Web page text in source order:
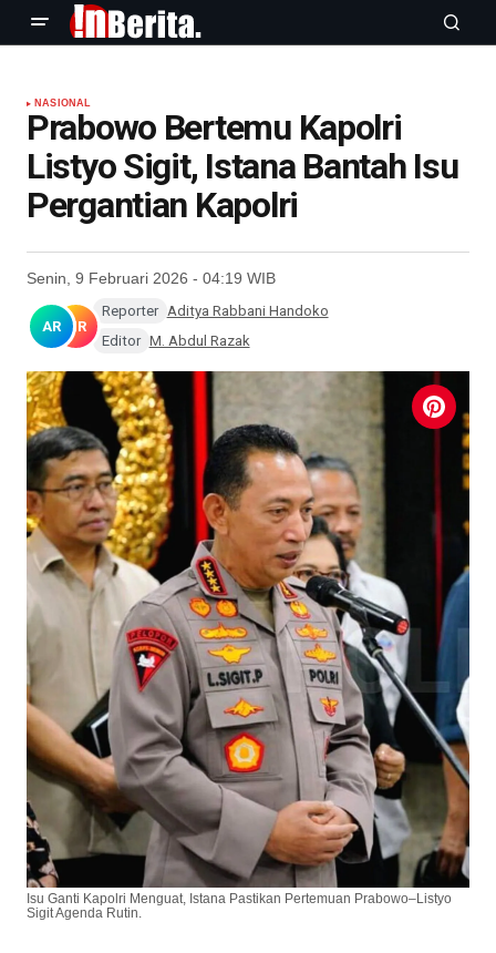
NASIONAL
Prabowo Bertemu Kapolri
Listyo Sigit, Istana Bantah Isu
Pergantian Kapolri
Senin, 9 Februari 2026 - 04:19 WIB
AR MR
Reporter Aditya Rabbani Handoko
Editor M. Abdul Razak
Isu Ganti Kapolri Menguat, Istana Pastikan Pertemuan Prabowo–Listyo
Sigit Agenda Rutin.